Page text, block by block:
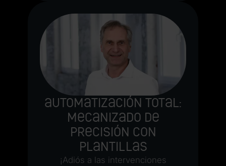
Automatización total:
Mecanizado de
precisión con
plantillas
¡Adiós a las intervenciones